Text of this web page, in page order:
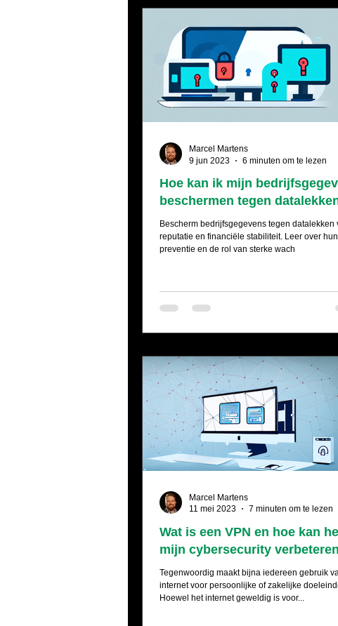
Hoe kan ik mijn
beschermen tegen
Bescherm bedrijfsgegevens tegen datalekken
reputatie en financiële stabiliteit. Leer over hun
preventie en de rol van sterke wach
Marcel Martens
9 jun 2023
6 minuten om te lezen
Wat is een VPN en hoe kan
mijn cybersecurity
Tegenwoordig maakt bijna iedereen gebruik
internet voor persoonlijke of zakelijke
Hoewel het internet geweldig is voor...
Marcel Martens
11 mei 2023
7 minuten om te lezen